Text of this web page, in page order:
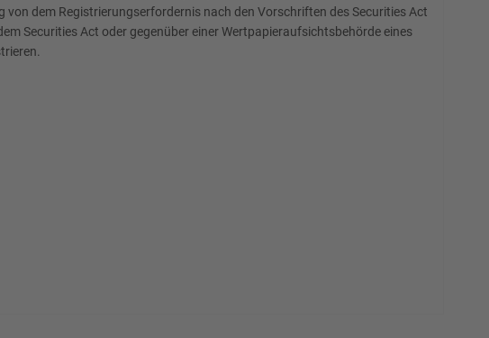
dem Registrierungserfordernis nach den Vorschriften des Securities Act
Securities Act oder gegenüber einer Wertpapieraufsichtsbehörde eines